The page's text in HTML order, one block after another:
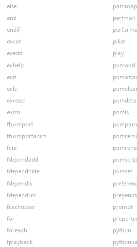
else
end
endif
excat
exedit
exhelp
exit
exls
exread
exrm
fbximport
fbximportanim
fcur
fdependadd
fdependhide
fdependls
fdependrm
filechooser
for
foreach
fplayback
pathmap
perfmon
pilist
play
pomadd
pomls
pomset
prompt
python